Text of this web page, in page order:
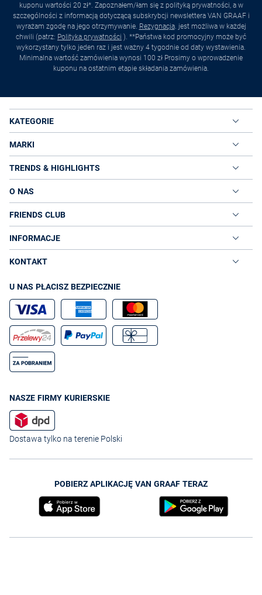
kuponu wartości 20 zł*. Zapoznałem/łam się z polityką prywatności, a w
szczególności z informacją dotyczącą subskrybcji newslettera VAN GRAAF i
wyrażam zgodę na jego otrzymywanie. Rezygnacja. jest możliwa w każdej
chwili (patrz: Polityka prywatności ). **Państwa kod promocyjny może być
wykorzystany tylko jeden raz i jest ważny 4 tygodnie od daty wystawienia.
Minimalna wartość zamówienia wynosi 100 zł Prosimy o wprowadzenie
kuponu na ostatnim etapie składania zamówienia.
KATEGORIE
MARKI
TRENDS & HIGHLIGHTS
O NAS
FRIENDS CLUB
INFORMACJE
KONTAKT
U NAS PŁACISZ BEZPIECZNIE
NASZE FIRMY KURIERSKIE
Dostawa tylko na terenie Polski
POBIERZ APLIKACJĘ VAN GRAAF TERAZ